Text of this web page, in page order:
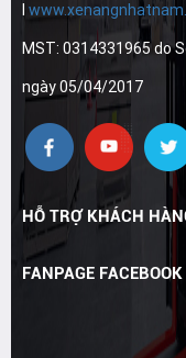
MST: 0314331965 do
ngày 05/04/2017
HỖ TRỢ KHÁCH
FANPAGE FACEBOOK